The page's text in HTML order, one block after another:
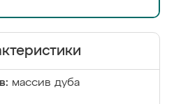
массив дуба